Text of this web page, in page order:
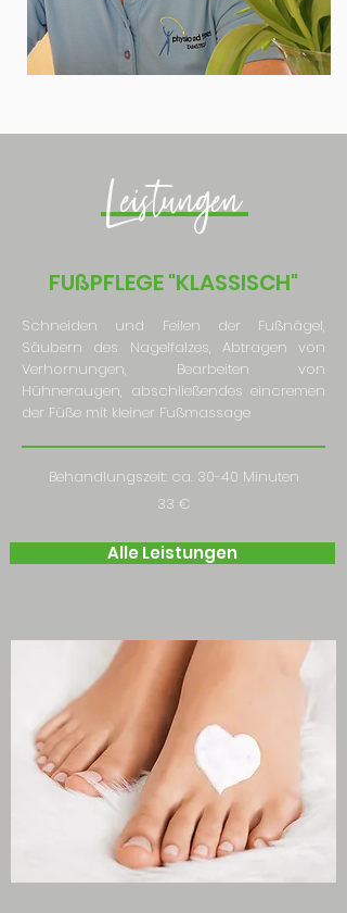
Leistungen
FUßPFLEGE "KLASSISCH"
Schneiden und Feilen der Fußnägel,
Säubern des Nagelfalzes, Abtragen von
Verhornungen, Bearbeiten von
Hühneraugen, abschließendes eincremen
der Füße mit kleiner Fußmassage
Behandlungszeit: ca. 30-40 Minuten
33 €
Alle Leistungen